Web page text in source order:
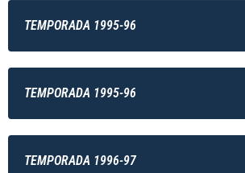
TEMPORADA 1995-96
TEMPORADA 1995-96
TEMPORADA 1996-97